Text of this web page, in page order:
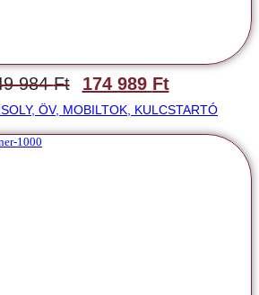
984Ft 174 989 Ft
ÖV, MOBILTOK, KULCSTARTÓ